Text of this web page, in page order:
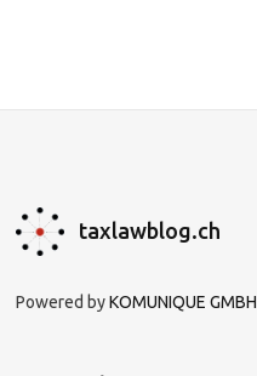
taxlawblog.ch
Powered byKOMUNIQUE GMBH